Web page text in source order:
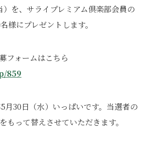
を、 サライプレミアム倶楽部会員の
様にプレゼン トします。
フォームはこちら
859
30日（水）いっぱいです。 当選者の
もって替えさせていただきます。